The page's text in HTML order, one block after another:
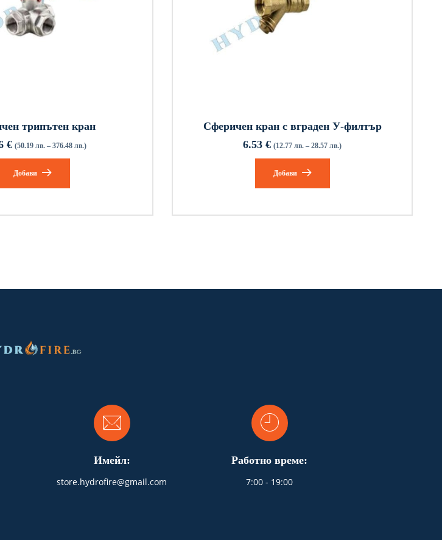
трипътен кран
€ (50.19 лв. – 376.48 лв.)
Добави
Сферичен кран с вграден У-филтър
6.53€ (12.77 лв. – 28.57 лв.)
Добави
Имейл:
store.hydrofire@gmail.com
Работно време:
7:00 - 19:00